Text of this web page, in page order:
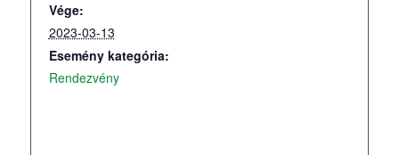
Vége:
2023-03-13
Esemény kategória:
Rendezvény